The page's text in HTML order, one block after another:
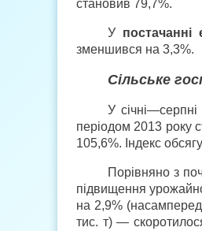
становив 79,7%.
У постачанні
зменшився на 3,3%.
Сільське
У січні—серпні
періодом 2013 року
105,6%. Індекс
Порівняно з
підвищення
на 2,9% (насамперед
тис. т) —